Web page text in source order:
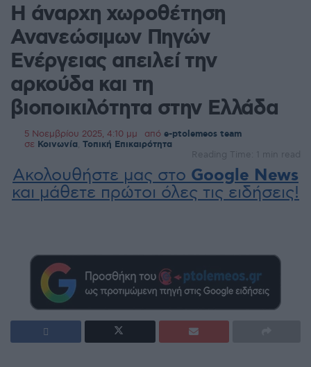
Η άναρχη χωροθέτηση
Ανανεώσιμων Πηγών
Ενέργειας απειλεί την
αρκούδα και τη
βιοποικιλότητα στην Ελλάδα
5 Νοεμβρίου 2025, 4:10 μμ από e-ptolemeos team
σε Κοινωνία Τοπική Επικαιρότητα
Reading Time: 1 min read
Ακολουθήστε μας στο Google News
και μάθετε πρώτοι όλες τις ειδήσεις!